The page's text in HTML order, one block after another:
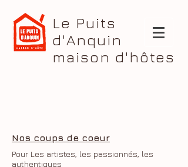
Le Puits
d'Anquin
maison d'hôtes
Nos coups de coeur
Pour Les artistes, les passionnés, les
authentiques